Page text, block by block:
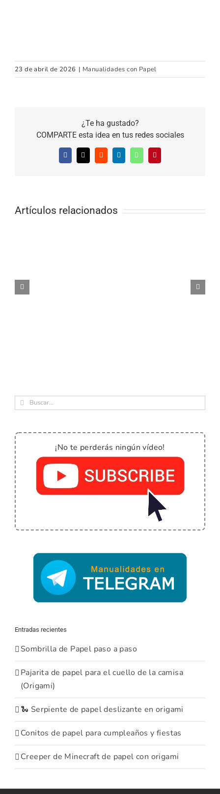
23 de abril de 2026 | Manualidades con Papel
¿Te ha gustado?
COMPARTE esta idea en tus redes sociales
Facebook
X RedditLinkedInWhatsAppPinterest
Artículos relacionados
Buscar:
¡No te perderás ningún vídeo!
Entradas recientes
Sombrilla de Papel paso a paso
Pajarita de papel para el cuello de la camisa
(Origami)
🐍 Serpiente de papel deslizante en origami
Conitos de papel para cumpleaños y fiestas
Creeper de Minecraft de papel con origami